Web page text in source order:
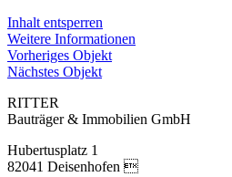
Inhalt entsperren
Weitere Informationen
Vorheriges Objekt
Nächstes Objekt
RITTER
Bauträger & Immobilien GmbH
Hubertusplatz 1
82041 Deisenhofen 